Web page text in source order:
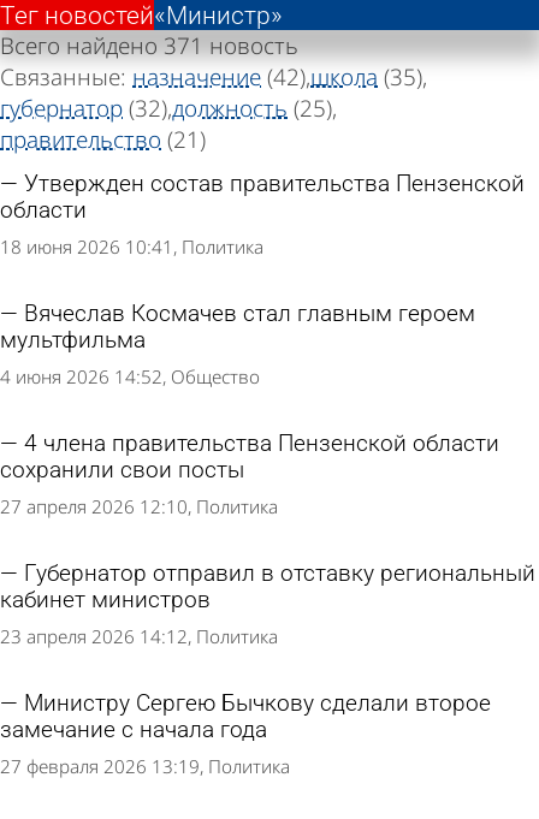
«Министр»
Тег новостей
Всего найдено 371 новость
Связанные: назначение(42)школа (35)
губернатор(32)должность (25)
правительство (21)
Утвержден состав правительства Пензенской
области
18 июня 2026 10:41 Политика
Вячеслав Космачев стал главным героем
мультфильма
4 июня 2026 14:52 Общество
4 члена правительства Пензенской области
сохранили свои посты
27 апреля 2026 12:10 Политика
Губернатор отправил в отставку региональный
кабинет министров
23 апреля 2026 14:12 Политика
Министру Сергею Бычкову сделали второе
замечание с начала года
27 февраля 2026 13:19 Политика
«Министр»
Тег новостей